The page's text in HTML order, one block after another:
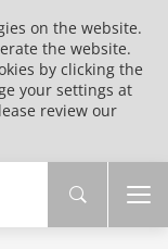
on the website.
the website.
by clicking the
your settings at
review our